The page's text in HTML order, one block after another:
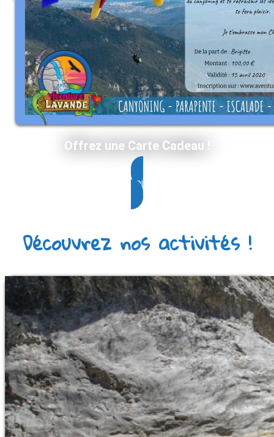
Offrez une Carte Cadeau !
En savoir plus
Découvrez nos activités !